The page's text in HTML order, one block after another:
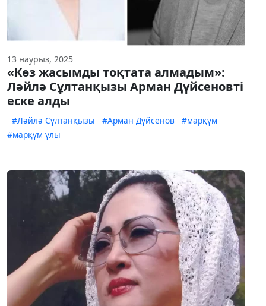
13 наурыз, 2025
«Көз жасымды тоқтата алмадым»:
Ләйлә Сұлтанқызы Арман Дүйсеновті
еске алды
#Ләйлә Сұлтанқызы #Арман Дүйсенов
#марқұм
#марқұм ұлы